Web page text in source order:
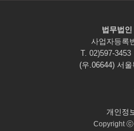
법무법인
사업자등록
T. 02)597-
(우.06644) 서
개인정
Copyright ⓒ